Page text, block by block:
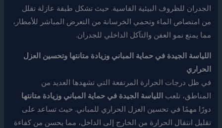
الجدران للظروف البيئية القاسية. حيث تشكل طبقة عازلة تقلل
من امتصاص الماء وتحمي الخرسانة من التعرض المباشر للأمطار،
مما يمنع نمو العفن والتآكل الداخلي للجدران.
اللياسة الجيدة في حماية المباني وزيادة متانتها وتحسين العزل
الحراري
في ظل درجات الحرارة المرتفعة التي تشهدها العديد من
المناطق، تلعب اللياسة الجيدة في حماية المباني وزيادة متانتها
دورًا مهمًا في تحسين العزل الحراري للمباني. حيث تساعد على
تقليل انتقال الحرارة من الخارج إلى الداخل، مما يحسن من كفاءة